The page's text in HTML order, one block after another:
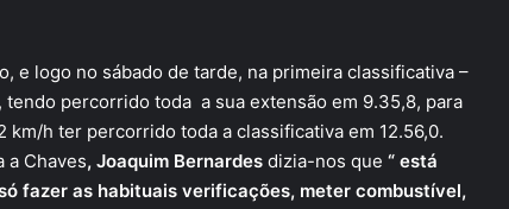
e logo no sábado de tarde, na primeira classificativa –
tendo percorrido toda a sua extensão em 9.35,8, para
km/h ter percorrido toda a classificativa em 12.56,0.
a Chaves, Joaquim Bernardes dizia-nos que “ está
fazer as habituais verificações, meter combustível,